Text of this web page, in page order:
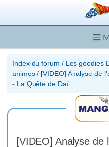
Index du forum / Les goodies
animes / [VIDEO] Analyse de
- La Quête de Daï
[VIDEO] Analyse de